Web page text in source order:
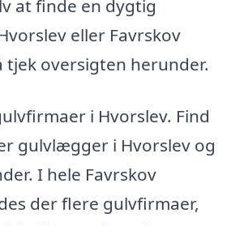
at finde en dygtig
eller Favrskov
tjek oversigten herunder.
i Hvorslev. Find
gulvlægger i Hvorslev og
I hele Favrskov
der flere gulvfirmaer,